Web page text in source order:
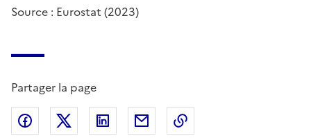
Source : Eurostat (2023)
Partager la page
Partager sur Facebook
Partager sur X (anciennement Twitter)
Partager sur LinkedIn
Partager par email